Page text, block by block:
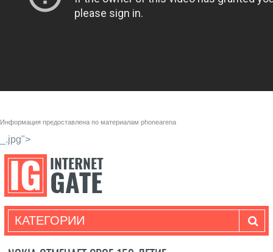
Информация предоставлена по материалам phonearena
_.jpg">
КАТЕГОРИИ